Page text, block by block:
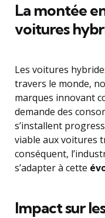
La montée
voitures
Les voitures
travers le monde,
marques innovant
demande des
s’installent
viable aux voitures
conséquent,
s’adapter à cette
Impact sur